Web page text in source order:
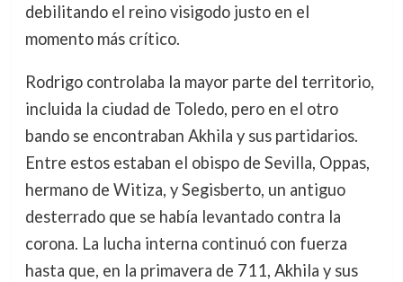
debilitando el reino visigodo justo en el
momento más crítico.
Rodrigo controlaba la mayor parte del territorio,
incluida la ciudad de Toledo, pero en el otro
bando se encontraban Akhila y sus partidarios.
Entre estos estaban el obispo de Sevilla, Oppas,
hermano de Witiza, y Segisberto, un antiguo
desterrado que se había levantado contra la
corona. La lucha interna continuó con fuerza
hasta que, en la primavera de 711, Akhila y sus